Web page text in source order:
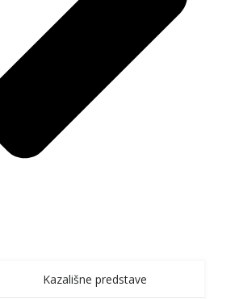
Kazališne predstave